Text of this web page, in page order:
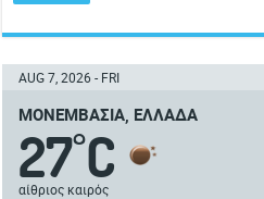
AUG 7, 2026 - FRI
ΜΟΝΕΜΒΑΣΙΆ, ΕΛΛΆΔΑ
27°C
αίθριος καιρός